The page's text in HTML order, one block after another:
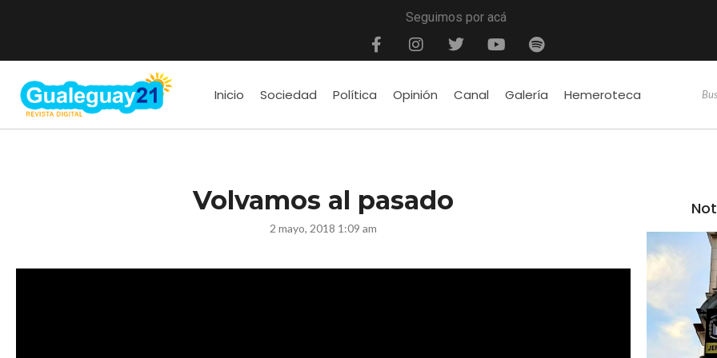
Seguimos por acá
Inicio Sociedad Política Opinión Canal Galería Hemeroteca
Volvamos al pasado
2 mayo, 2018 1:09 am